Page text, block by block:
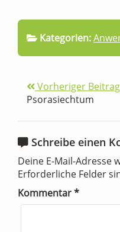
Kategorien:
Vorheriger Beitrag
Psorasiechtum
Schreibe einen
Deine E-Mail-
Erforderliche Felder
Kommentar*